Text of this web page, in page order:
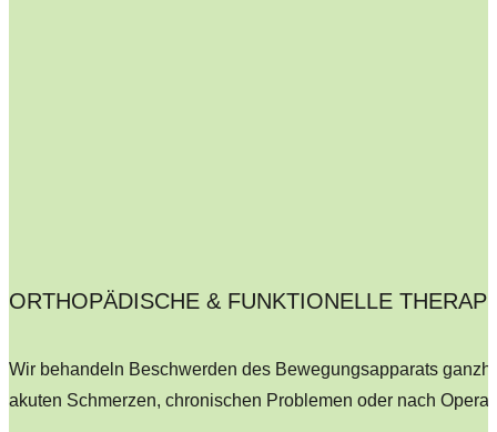
ORTHOPÄDISCHE & FUNKTIONELLE
Wir behandeln Beschwerden des Bewegungsapparats
akuten Schmerzen, chronischen Problemen oder nach